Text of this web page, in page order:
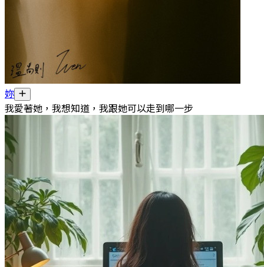
妳
我愛著她，我想知道，我跟她可以走到哪一步